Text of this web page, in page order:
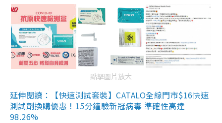
點擊圖片放大
延伸閱讀：【快速測試套裝】CATALO全線門市$16快速
測試劑換購優惠！15分鐘驗新冠病毒 準確性高達
98.26%